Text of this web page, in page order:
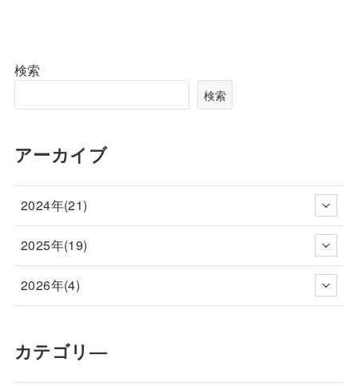
検索
検索
アーカイブ
2024年(21)
2025年(19)
2026年(4)
カテゴリ―